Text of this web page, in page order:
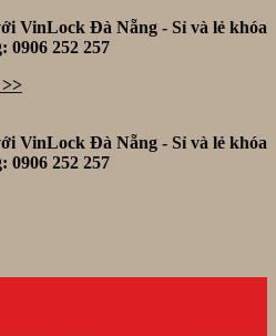
VinLock Đà Nẵng - Sỉ và lẻ khóa
0906 252 257
VinLock Đà Nẵng - Sỉ và lẻ khóa
0906 252 257